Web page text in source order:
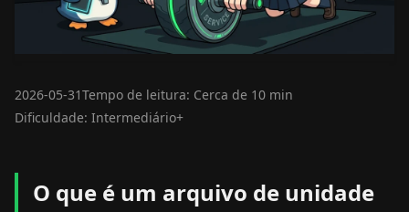
2026-05-31Tempo de leitura: Cerca de 10 min
Dificuldade: Intermediário+
O que é um arquivo de unidade